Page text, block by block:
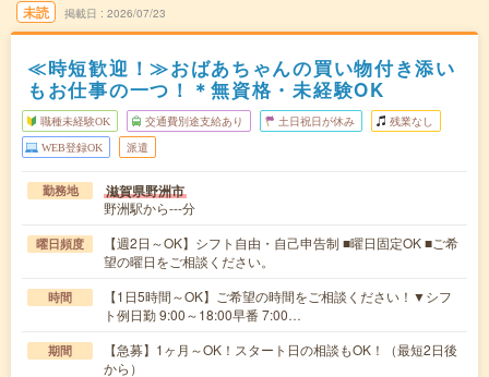
未読 掲載日 2026/07/23
≪時短歓迎！≫おばあちゃんの買い物付き添い
もお仕事の一つ！＊無資格・未経験OK
職種未経験OK 交通費別途支給あり 土日祝日が休み 残業なし
WEB登録OK 派遣
勤務地 滋賀県野洲市
野洲駅から---分
曜日頻度
【週2日～OK】シフト自由・自己申告制 ■曜日固定OK ■ご希
望の曜日をご相談ください。
時間
【1日5時間～OK】ご希望の時間をご相談ください！▼シフ
ト例日勤 9:00～18:00早番 7:00…
期間
【急募】1ヶ月～OK！スタート日の相談もOK！（最短2日後
から）